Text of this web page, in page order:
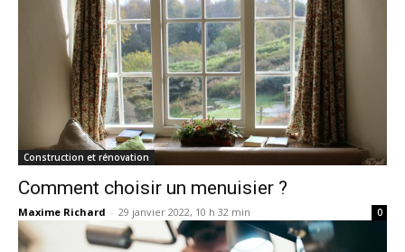
Construction et rénovation
Comment choisir un menuisier ?
Maxime Richard - 29 janvier 2022, 10 h 32 min 0